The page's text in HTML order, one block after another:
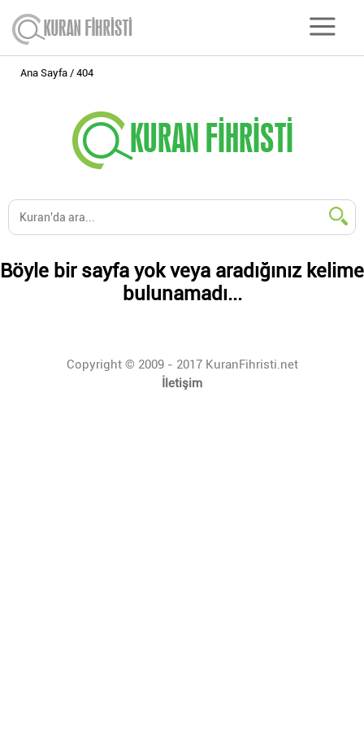
Ana Sayfa 404
Böyle bir sayfa yok veya aradığınız kelime
bulunamadı...
Copyright © 2009 - 2017 KuranFihristi.net
İletişim